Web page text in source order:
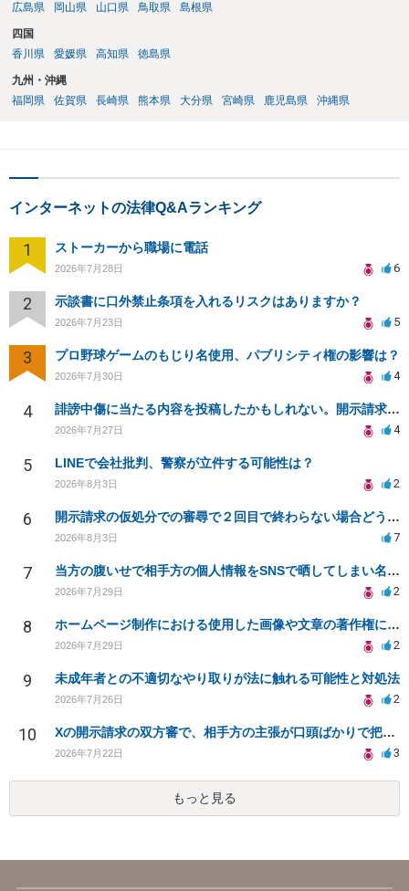
広島県
岡山県 山口県 鳥取県 島根県
四国
香川県
愛媛県 高知県 徳島県
九州・沖縄
福岡県
佐賀県 長崎県 熊本県 大分県 宮崎県 鹿児島県 沖縄県
インターネットの法律Q&Aランキング
1 ストーカーから職場に電話
2026年7月28日 6
2 示談書に口外禁止条項を入れるリスクはありますか？
2026年7月23日 5
3 プロ野球ゲームのもじり名使用、パブリシティ権の影響は？
2026年7月30日 4
4 誹謗中傷に当たる内容を投稿したかもしれない。開示請求や民事刑事裁判に発展しうるのか教えて欲しい。
2026年7月27日 4
5 LINEで会社批判、警察が立件する可能性は？
2026年8月3日 2
6 開示請求の仮処分での審尋で２回目で終わらない場合どうしたらいいですか
2026年8月3日 7
7 当方の腹いせで相手方の個人情報をSNSで晒してしまい名誉毀損させてしまったかもしれない
2026年7月29日 2
8 ホームページ制作における使用した画像や文章の著作権について
2026年7月29日 2
9 未成年者との不適切なやり取りが法に触れる可能性と対処法
2026年7月26日 2
10 Xの開示請求の双方審で、相手方の主張が口頭ばかりで把握しきれません
2026年7月22日 3
もっと見る